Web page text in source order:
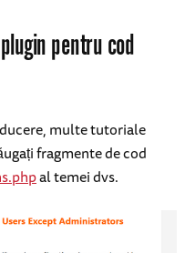
pentru cod
multe tutoriale
fragmente de cod
al temei dvs.